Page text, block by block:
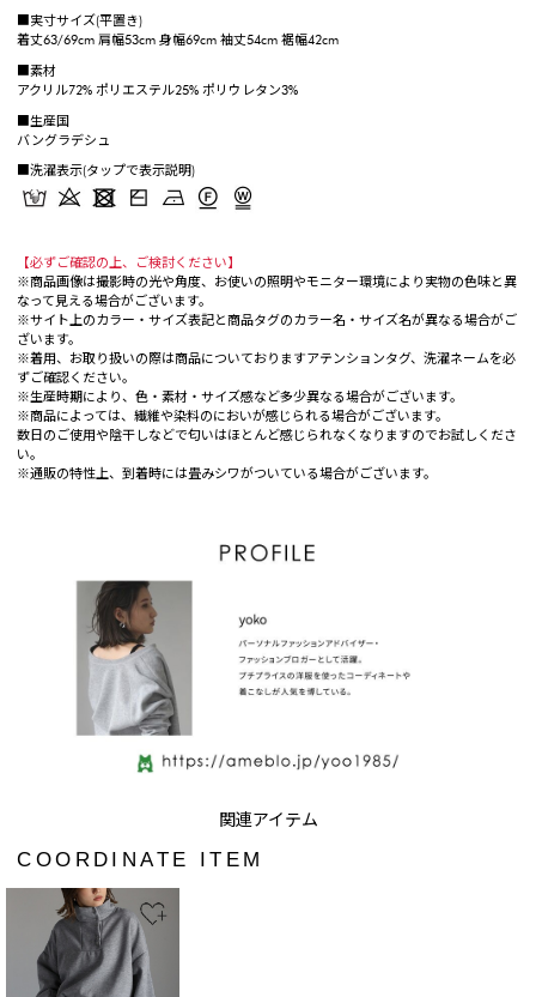
■実寸サイズ(平置き)
着丈63/69cm 肩幅53cm 身幅69cm 袖丈54cm 裾幅42cm
■素材
アクリル72% ポリエステル25% ポリウレタン3%
■生産国
バングラデシュ
■洗濯表示(タップで表示説明)
【必ずご確認の上、ご検討ください】
※商品画像は撮影時の光や角度、お使いの照明やモニター環境により実物の色味と異
なって見える場合がございます。
※サイト上のカラー・サイズ表記と商品タグのカラー名・サイズ名が異なる場合がご
ざいます。
※着用、お取り扱いの際は商品についておりますアテンションタグ、洗濯ネームを必
ずご確認ください。
※生産時期により、色・素材・サイズ感など多少異なる場合がございます。
※商品によっては、繊維や染料のにおいが感じられる場合がございます。
数日のご使用や陰干しなどで匂いはほとんど感じられなくなりますのでお試しくださ
い。
※通販の特性上、到着時には畳みシワがついている場合がございます。
COORDINATE ITEM